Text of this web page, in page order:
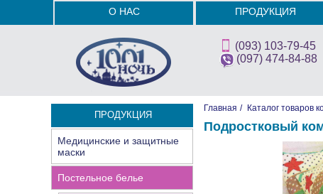
О НАС ПРОДУКЦИЯ
(093) 103-79-45
(097) 474-84-88
ПРОДУКЦИЯ
Медицинские и защитные
маски
Постельное белье
Главная / Каталог товаров
Подростковый